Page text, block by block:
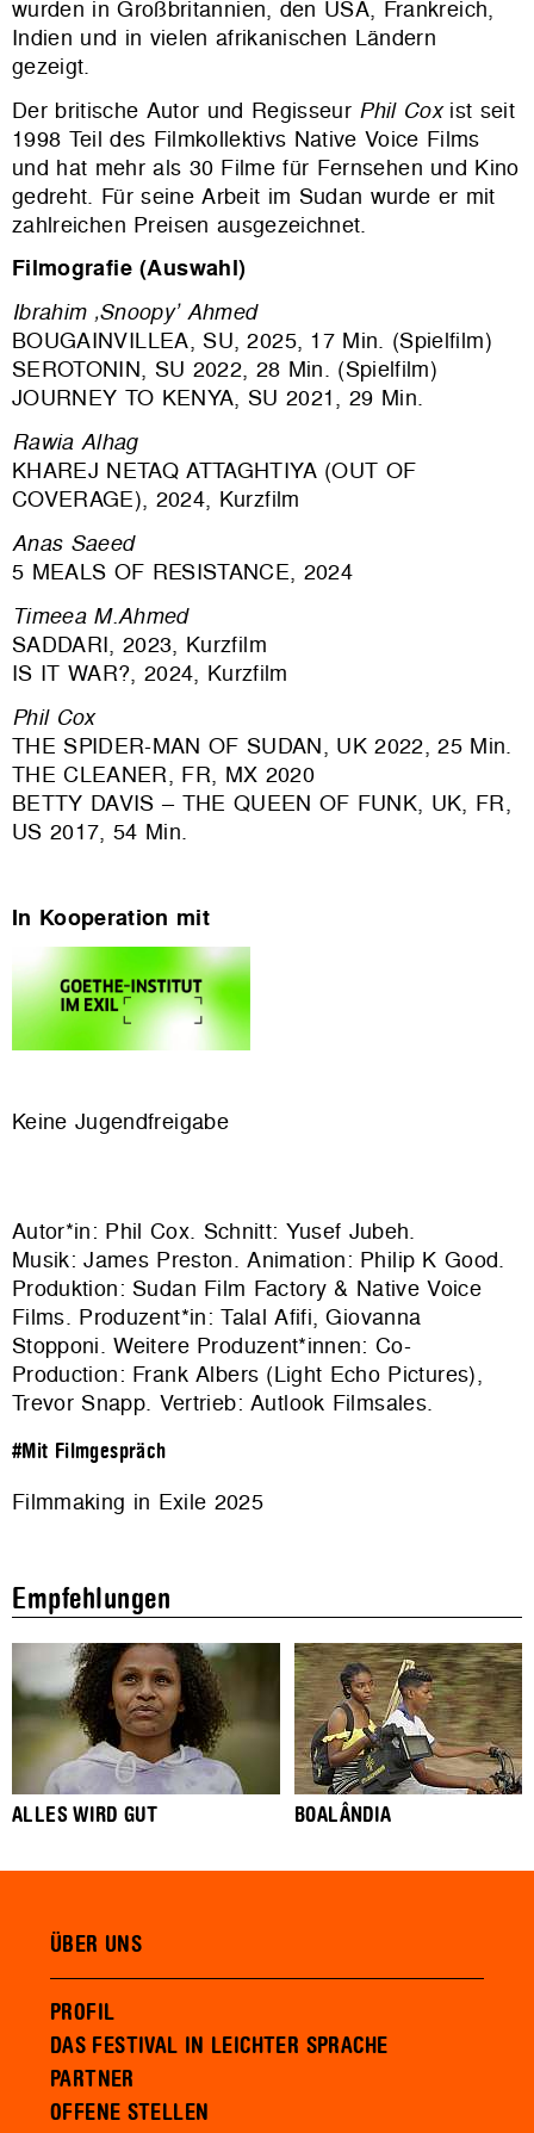
wurden in Großbritannien, den USA, Frankreich,
Indien und in vielen afrikanischen Ländern
gezeigt.
Der britische Autor und Regisseur Phil Coxist seit
1998 Teil des Filmkollektivs Native Voice Films
und hat mehr als 30 Filme für Fernsehen und Kino
gedreht. Für seine Arbeit im Sudan wurde er mit
zahlreichen Preisen ausgezeichnet.
Filmografie (Auswahl)
Ibrahim ‚Snoopy’ Ahmed
BOUGAINVILLEA, SU, 2025, 17 Min. (Spielfilm)
SEROTONIN, SU 2022, 28 Min. (Spielfilm)
JOURNEY TO KENYA, SU 2021, 29 Min.
Rawia Alhag
KHAREJ NETAQ ATTAGHTIYA (OUT OF
COVERAGE), 2024, Kurzfilm
Anas Saeed
5 MEALS OF RESISTANCE, 2024
Timeea M.Ahmed
SADDARI, 2023, Kurzfilm
IS IT WAR?, 2024, Kurzfilm
Phil Cox
THE SPIDER-MAN OF SUDAN, UK 2022, 25 Min.
THE CLEANER, FR, MX 2020
BETTY DAVIS – THE QUEEN OF FUNK, UK, FR,
US 2017, 54 Min.
In Kooperation mit
Keine Jugendfreigabe
Autor*in: Phil Cox. Schnitt: Yusef Jubeh.
Musik: James Preston. Animation: Philip K Good.
Produktion: Sudan Film Factory & Native Voice
Films. Produzent*in: Talal Afifi, Giovanna
Stopponi. Weitere Produzent*innen: Co-
Production: Frank Albers (Light Echo Pictures),
Trevor Snapp. Vertrieb:Autlook Filmsales.
#Mit Filmgespräch
Filmmaking in Exile 2025
Empfehlungen
ALLES WIRD GUT BOALÂNDIA
ÜBER UNS
PROFIL
DAS FESTIVAL IN LEICHTER SPRACHE
PARTNER
OFFENE STELLEN